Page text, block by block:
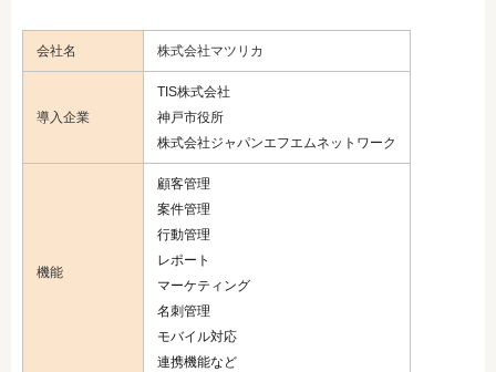
会社名 株式会社マツリカ
導入企業
TIS株式会社
神戸市役所
株式会社ジャパンエフエムネットワーク
機能
顧客管理
案件管理
行動管理
レポート
マーケティング
名刺管理
モバイル対応
連携機能など